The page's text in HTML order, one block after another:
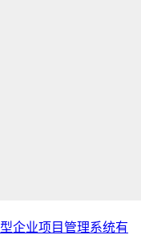
企业项目管理系统有